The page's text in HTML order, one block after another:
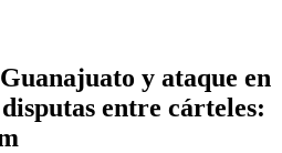
y ataque en
entre cárteles: